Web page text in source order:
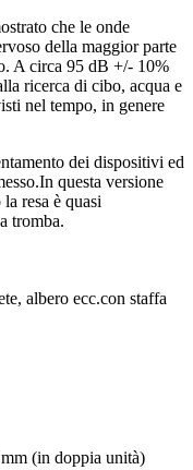
che le onde
della maggior parte
A circa 95 dB +/- 10%
ricerca di cibo, acqua e
nel tempo, in genere
dei dispositivi ed
questa versione
resa è quasi
tromba.
albero ecc.con staffa
(in doppia unità)